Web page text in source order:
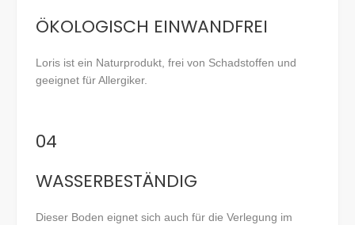
ÖKOLOGISCH EINWANDFREI
Loris ist ein Naturprodukt, frei von Schadstoffen und
geeignet für Allergiker.
04
WASSERBESTÄNDIG
Dieser Boden eignet sich auch für die Verlegung im